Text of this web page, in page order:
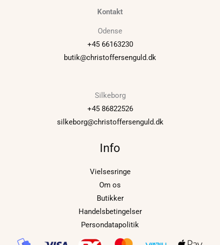
Kontakt
Odense
+45 66163230
butik@christoffersenguld.dk
Silkeborg
+45 86822526
silkeborg@christoffersenguld.dk
Info
Vielsesringe
Om os
Butikker
Handelsbetingelser
Persondatapolitik